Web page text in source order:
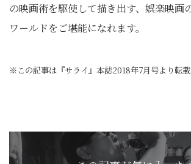
の映画術を駆使して描き出す、娯楽映画
ワールドをご堪能になれます。
※この記事は『サライ』本誌2018年7月号より転載